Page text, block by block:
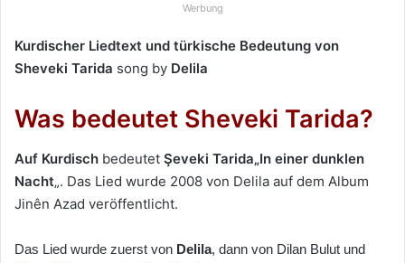
a
Werbung
Kurdischer Liedtext und türkische Bedeutung von
Sheveki Tarida song by Delila
Was bedeutet Sheveki Tarida?
Auf Kurdisch bedeutet Şeveki Tarida„In einer dunklen
Nacht„. Das Lied wurde 2008 von Delila auf dem Album
Jinên Azad veröffentlicht.
Das Lied wurde zuerst von Delila, dann von Dilan Bulut und